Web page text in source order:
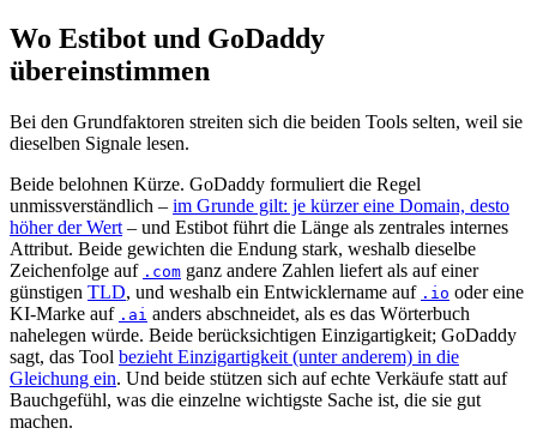
Wo Estibot und GoDaddy
übereinstimmen
Bei den Grundfaktoren streiten sich die beiden Tools selten, weil sie
dieselben Signale lesen.
Beide belohnen Kürze. GoDaddy formuliert die Regel
unmissverständlich – im Grunde gilt: je kürzer eine Domain, desto
höher der Wert – und Estibot führt die Länge als zentrales internes
Attribut. Beide gewichten die Endung stark, weshalb dieselbe
Zeichenfolge auf .com ganz andere Zahlen liefert als auf einer
günstigen TLD, und weshalb ein Entwicklername auf .io oder eine
KI-Marke auf .ai anders abschneidet, als es das Wörterbuch
nahelegen würde. Beide berücksichtigen Einzigartigkeit; GoDaddy
sagt, das Tool bezieht Einzigartigkeit (unter anderem) in die
Gleichung ein. Und beide stützen sich auf echte Verkäufe statt auf
Bauchgefühl, was die einzelne wichtigste Sache ist, die sie gut
machen.